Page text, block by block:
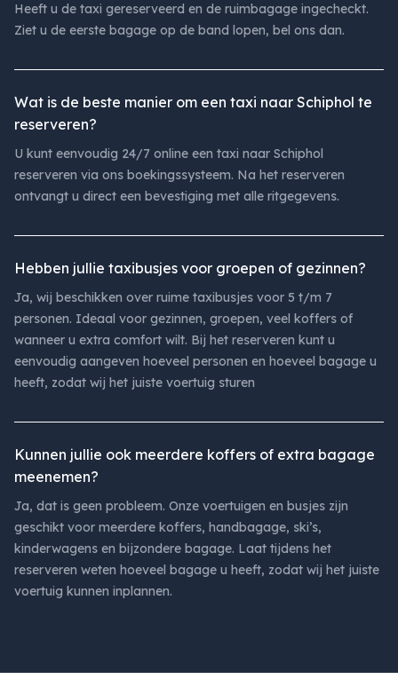
Heeft u de taxi gereserveerd en de ruimbagage ingecheckt.
Ziet u de eerste bagage op de band lopen, bel ons dan.
Wat is de beste manier om een taxi naar Schiphol te
reserveren?
U kunt eenvoudig 24/7 online een taxi naar Schiphol
reserveren via ons boekingssysteem. Na het reserveren
ontvangt u direct een bevestiging met alle ritgegevens.
Hebben jullie taxibusjes voor groepen of gezinnen?
Ja, wij beschikken over ruime taxibusjes voor 5 t/m 7
personen. Ideaal voor gezinnen, groepen, veel koffers of
wanneer u extra comfort wilt. Bij het reserveren kunt u
eenvoudig aangeven hoeveel personen en hoeveel bagage u
heeft, zodat wij het juiste voertuig sturen
Kunnen jullie ook meerdere koffers of extra bagage
meenemen?
Ja, dat is geen probleem. Onze voertuigen en busjes zijn
geschikt voor meerdere koffers, handbagage, ski’s,
kinderwagens en bijzondere bagage. Laat tijdens het
reserveren weten hoeveel bagage u heeft, zodat wij het juiste
voertuig kunnen inplannen.